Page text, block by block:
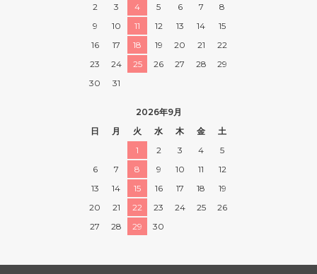
2
3 4 5 6 7
8
9
10 11 12 13 14
15
16
17 18 19 20 21
22
23
24 25 26 27 28
29
30
31
2026年9月
日
月 火 水 木 金
土
1
2 3 4
5
6
7 8 9 10 11
12
13
14 15 16 17 18
19
20
21 22 23 24 25
26
27
28 29 30